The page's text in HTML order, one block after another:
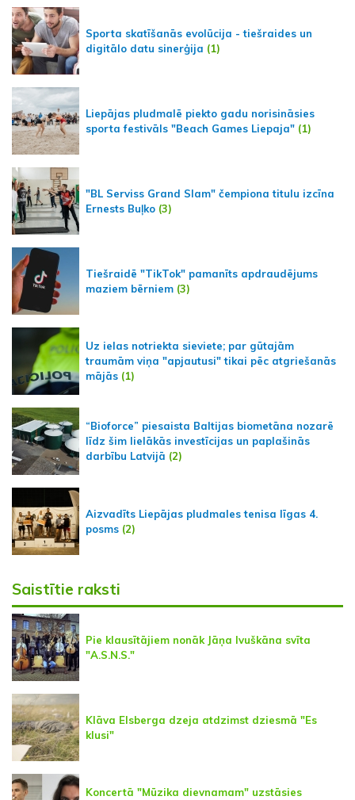
Sporta skatīšanās evolūcija - tiešraides un
digitālo datu sinerģija (1)
Liepājas pludmalē piekto gadu norisināsies
sporta festivāls "Beach Games Liepaja" (1)
"BL Serviss Grand Slam" čempiona titulu izcīna
Ernests Buļko (3)
Tiešraidē "TikTok" pamanīts apdraudējums
maziem bērniem (3)
Uz ielas notriekta sieviete; par gūtajām
traumām viņa "apjautusi" tikai pēc atgriešanās
mājās (1)
“Bioforce” piesaista Baltijas biometāna nozarē
līdz šim lielākās investīcijas un paplašinās
darbību Latvijā (2)
Aizvadīts Liepājas pludmales tenisa līgas 4.
posms (2)
Saistītie raksti
Pie klausītājiem nonāk Jāņa Ivuškāna svīta
"A.S.N.S."
Klāva Elsberga dzeja atdzimst dziesmā "Es
klusi"
Koncertā "Mūzika dievnamam" uzstāsies